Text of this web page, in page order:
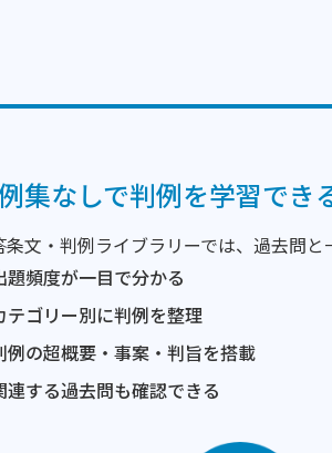
集なしで判例を学習でき
条文・判例ライブラリーでは、過去問
題頻度が一目で分かる
テゴリー別に判例を整理
例の超概要・事案・判旨を搭載
連する過去問も確認できる